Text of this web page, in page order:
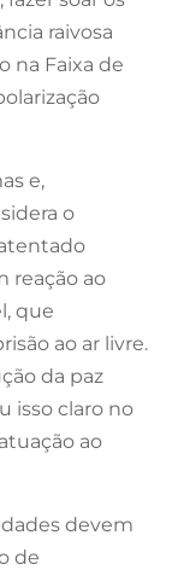
raivosa
na Faixa de
e,
o
reação ao
que
ao ar livre.
da paz
isso claro no
ao
devem
de